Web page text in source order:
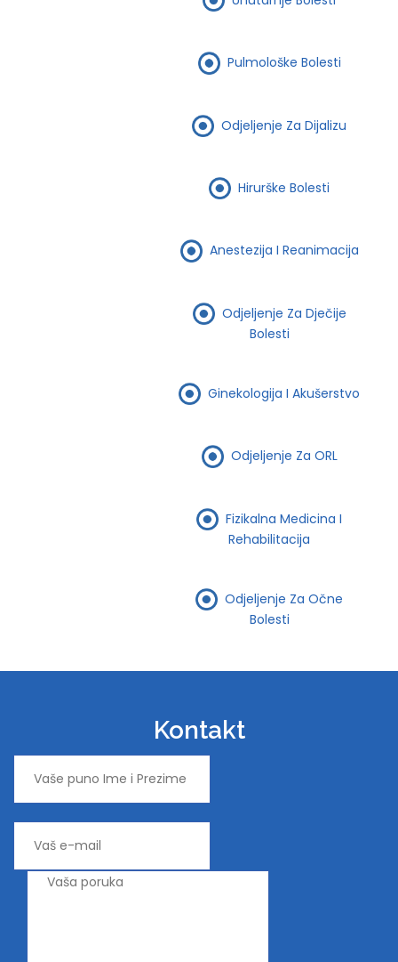
Pulmološke Bolesti
Odjeljenje Za Dijalizu
Hirurške Bolesti
Anestezija I Reanimacija
Odjeljenje Za Dječije
Bolesti
Ginekologija I Akušerstvo
Odjeljenje Za ORL
Fizikalna Medicina I
Rehabilitacija
Odjeljenje Za Očne
Bolesti
Kontakt